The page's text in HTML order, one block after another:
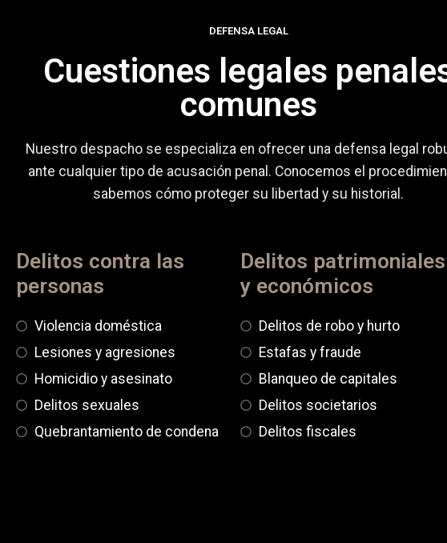
DEFENSA LEGAL
Cuestiones legales
comunes
Nuestro despacho se especializa en ofrecer una defensa legal
ante cualquier tipo de acusación penal. Conocemos el
sabemos cómo proteger su libertad y su historial.
Delitos contra las
personas
Violencia doméstica
Lesiones y agresiones
Homicidio y asesinato
Delitos sexuales
Quebrantamiento de condena
Delitos patrimoniales
y económicos
Delitos de robo y hurto
Estafas y fraude
Blanqueo de capitales
Delitos societarios
Delitos fiscales